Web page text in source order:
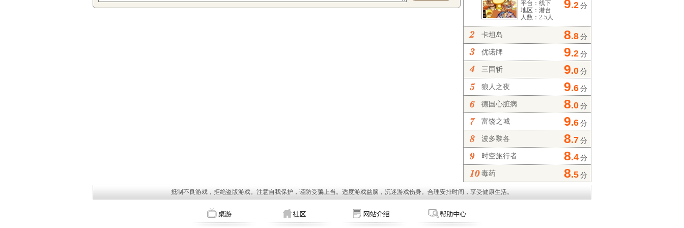
9.2 分
平台：线下
地区：港台
人数：2-5人
8.8 分
卡坦岛
9.2 分
优诺牌
9.0 分
三国斩
9.6 分
狼人之夜
8.0 分
德国心脏病
9.6 分
富饶之城
8.7 分
波多黎各
8.4 分
时空旅行者
8.5 分
毒药
抵制不良游戏，拒绝盗版游戏。注意自我保护，谨防受骗上当。适度游戏益脑，沉迷游戏伤身。合理安排时间，享受健康生活。